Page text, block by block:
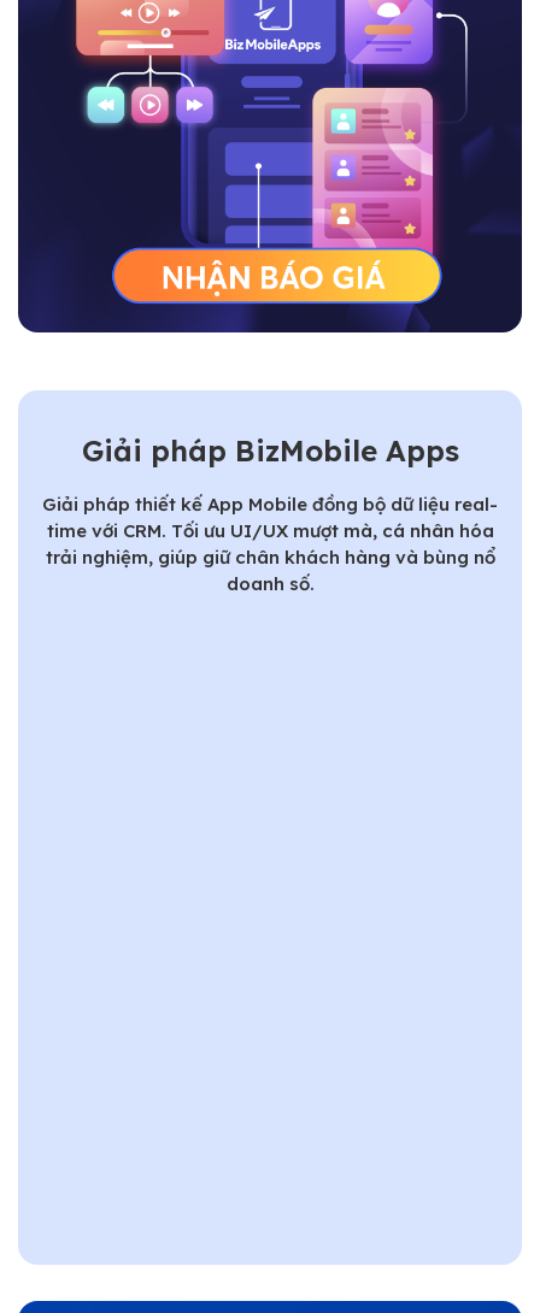
Giải pháp BizMobile Apps
Giải pháp thiết kế App Mobile đồng bộ dữ liệu real-
time với CRM. Tối ưu UI/UX mượt mà, cá nhân hóa
trải nghiệm, giúp giữ chân khách hàng và bùng nổ
doanh số.